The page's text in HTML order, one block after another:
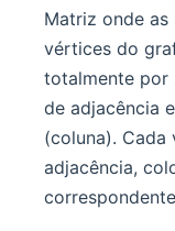
Matriz onde as
vértices do
totalmente por
de adjacência
(coluna). Cada
adjacência,